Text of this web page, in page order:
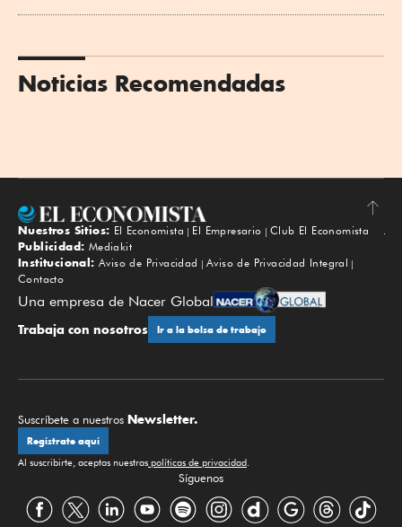
Noticias Recomendadas
Subir
Nuestros Sitios: El Economista El Empresario
Club El Economista
Publicidad: Mediakit
Institucional: Aviso de Privacidad
Aviso de Privacidad Integral
Contacto
Una empresa de Nacer Global
Trabaja con nosotros Ir a la bolsa de trabajo
Suscríbete a nuestros Newsletter.
Regístrate aquí
Al suscribirte, aceptas nuestras políticas de privacidad
Síguenos